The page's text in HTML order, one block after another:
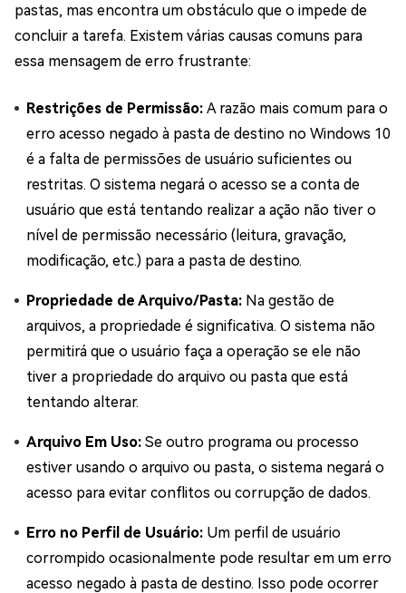
pastas, mas encontra um obstáculo que o impede de
concluir a tarefa. Existem várias causas comuns para
essa mensagem de erro frustrante:
Restrições de Permissão: A razão mais comum para o
erro acesso negado à pasta de destino no Windows 10
é a falta de permissões de usuário suficientes ou
restritas. O sistema negará o acesso se a conta de
usuário que está tentando realizar a ação não tiver o
nível de permissão necessário (leitura, gravação,
modificação, etc.) para a pasta de destino.
Propriedade de Arquivo/Pasta: Na gestão de
arquivos, a propriedade é significativa. O sistema não
permitirá que o usuário faça a operação se ele não
tiver a propriedade do arquivo ou pasta que está
tentando alterar.
Arquivo Em Uso: Se outro programa ou processo
estiver usando o arquivo ou pasta, o sistema negará o
acesso para evitar conflitos ou corrupção de dados.
Erro no Perfil de Usuário: Um perfil de usuário
corrompido ocasionalmente pode resultar em um erro
acesso negado à pasta de destino. Isso pode ocorrer